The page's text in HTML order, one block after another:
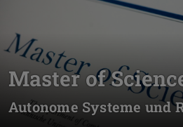
Master of
Autonome Systeme und